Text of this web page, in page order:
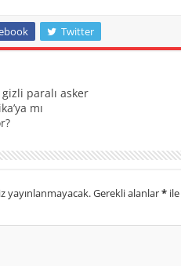
Twitter
paralı asker
mı
yayınlanmayacak.Gerekli alanlar*ile